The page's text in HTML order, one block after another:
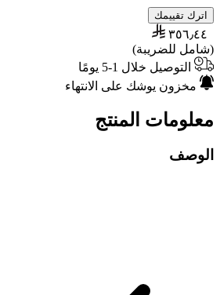
اترك تقييمك
٣٥٦٫٤٤
(شامل للضريبة)
التوصيل خلال 1-5 يومًا
مخزون يوشك على الانتهاء
معلومات المنتج
الوصف